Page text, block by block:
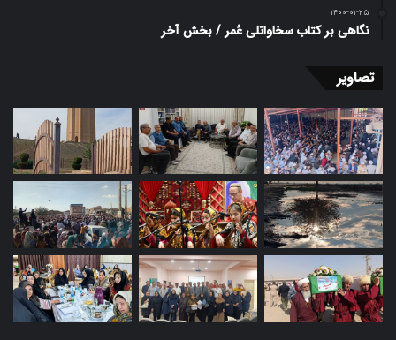
۱۴۰۰-۰۱-۲۵
نگاهی بر کتاب سخاواتلی عُمر / بخش آخر
تصاویر